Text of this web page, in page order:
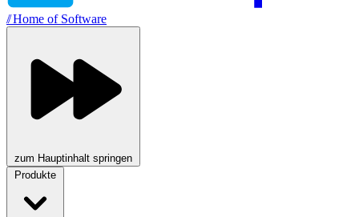
//Home of Software
zum Hauptinhalt springen
Produkte